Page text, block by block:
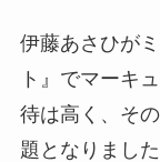
伊藤あさひが
ト』でマーキ
待は高く、そ
題となりました